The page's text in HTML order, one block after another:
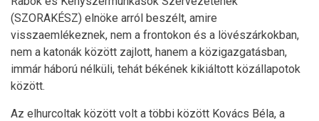
(SZORAKÉSZ) elnöke arról beszélt, amire
visszaemlékeznek, nem a frontokon és a lövészárkokban,
nem a katonák között zajlott, hanem a közigazgatásban,
immár háború nélküli, tehát békének kikiáltott közállapotok
között.
Az elhurcoltak között volt a többi között Kovács Béla, a